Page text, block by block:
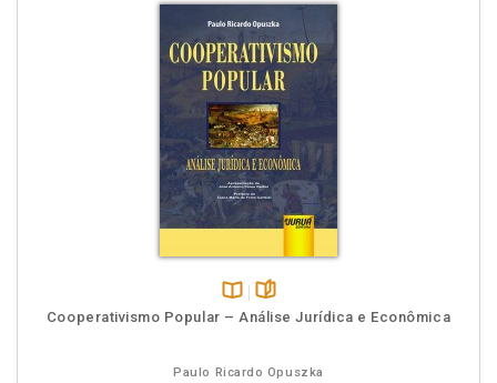
Disponível
páginas
Cooperativismo Popular – Análise Jurídica e Econômica
Paulo Ricardo Opuszka